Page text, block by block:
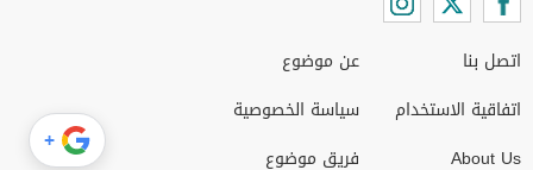
اتصل بنا
اتفاقية الاستخدام
About Us
عن موضوع
سياسة الخصوصية
فريق موضوع
+